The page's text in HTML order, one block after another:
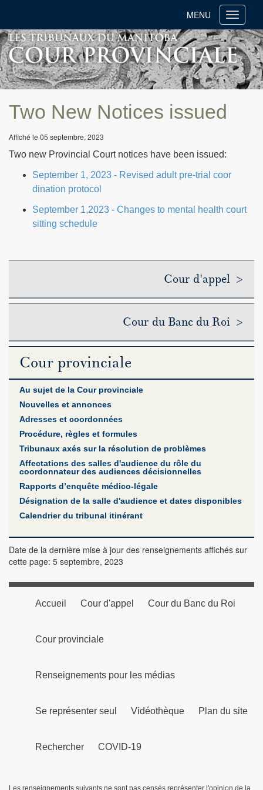
Toggle
MENU
Two New Notices issued
Affiché le 05 septembre, 2023
Two new Provincial Court notices have been issued:
September 1, 2023 - Revised adult pre-trial coor
dination protocol
September 1,2023 - Changes to mental health court
sitting schedule
Cour d'appel >
Cour du Banc du Roi >
Cour provinciale
Au sujet de la Cour provinciale
Nouvelles et annonces
Adresses et coordonnées
Procédure, règles et formules
Tribunaux axés sur la résolution de problèmes
Affectations des salles d'audience du rôle du
coordonnateur des audiences décisionnelles
Rapports d’enquête médico-légale
Désignation de la salle d'audience et dates disponibles
Calendrier du tribunal itinérant
Date de la dernière mise à jour des renseignements affichés sur
cette page: 5 septembre, 2023
Accueil Cour d'appel Cour du Banc du Roi
Cour provinciale
Renseignements pour les médias
Se représenter seul Vidéothèque Plan du site
Rechercher COVID-19
Les renseignements suivants ne sont pas censés représenter l'opinion de la